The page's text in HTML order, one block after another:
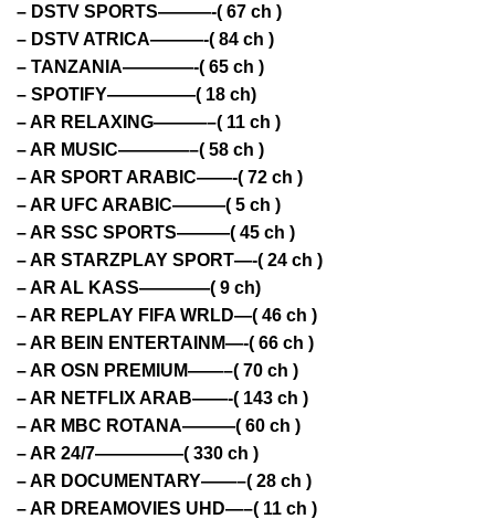
– DSTV SPORTS———-( 67 ch )
– DSTV ATRICA———-( 84 ch )
– TANZANIA————-( 65 ch )
– SPOTIFY—————( 18 ch)
– AR RELAXING———–( 11 ch )
– AR MUSIC————–( 58 ch )
– AR SPORT ARABIC——-( 72 ch )
– AR UFC ARABIC———( 5 ch )
– AR SSC SPORTS———( 45 ch )
– AR STARZPLAY SPORT—-( 24 ch )
– AR AL KASS————( 9 ch)
– AR REPLAY FIFA WRLD—( 46 ch )
– AR BEIN ENTERTAINM—-( 66 ch )
– AR OSN PREMIUM——–( 70 ch )
– AR NETFLIX ARAB——-( 143 ch )
– AR MBC ROTANA———( 60 ch )
– AR 24/7—————( 330 ch )
– AR DOCUMENTARY——–( 28 ch )
– AR DREAMOVIES UHD—–( 11 ch )